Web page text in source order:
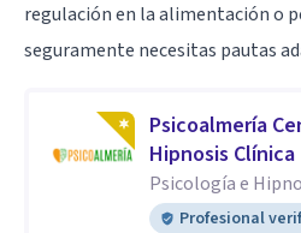
regulación en la alimentación o
seguramente necesitas pautas
Psicoalmería
Hipnosis Clínica
Psicología e
Profesional